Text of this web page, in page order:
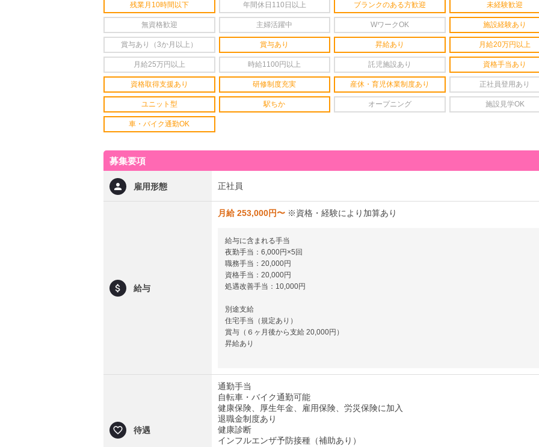
残業月10時間以下 年間休日110日以上 ブランクのある方歓迎 未経験歓迎
無資格歓迎 主婦活躍中 WワークOK 施設経験あり
賞与あり（3か月以上） 賞与あり 昇給あり 月給20万円以上
月給25万円以上 時給1100円以上 託児施設あり 資格手当あり
資格取得支援あり 研修制度充実 産休・育児休業制度あり 正社員登用あり
ユニット型 駅ちか オープニング 施設見学OK
車・バイク通勤OK
募集要項
雇用形態 正社員
給与
月給 253,000円〜 ※資格・経験により加算あり
給与に含まれる手当
夜勤手当：6,000円×5回
職務手当：20,000円
資格手当：20,000円
処遇改善手当：10,000円
別途支給
住宅手当（規定あり）
賞与（６ヶ月後から支給 20,000円）
昇給あり
待遇
通勤手当
自転車・バイク通勤可能
健康保険、厚生年金、雇用保険、労災保険に加入
退職金制度あり
健康診断
インフルエンザ予防接種（補助あり）